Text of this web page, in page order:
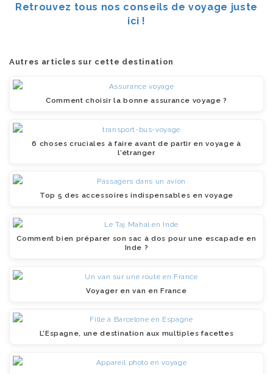
Retrouvez tous nos conseils de voyage juste
ici !
Autres articles sur cette destination
Comment choisir la bonne assurance voyage ?
6 choses cruciales à faire avant de partir en voyage à
l’étranger
Top 5 des accessoires indispensables en voyage
Comment bien préparer son sac à dos pour une escapade en
Inde ?
Voyager en van en France
L’Espagne, une destination aux multiples facettes